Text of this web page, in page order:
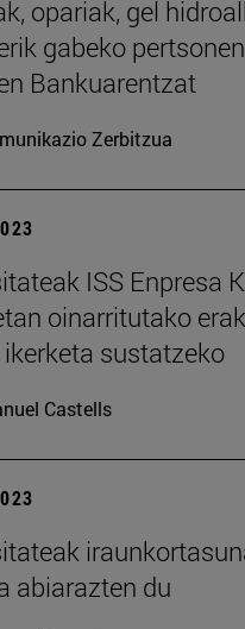
opariak, gel
gabeko
Bankuarentzat
Zerbitzua
ISS Enpresa
oinarritutako
sustatzeko
Castells
abiarazten du